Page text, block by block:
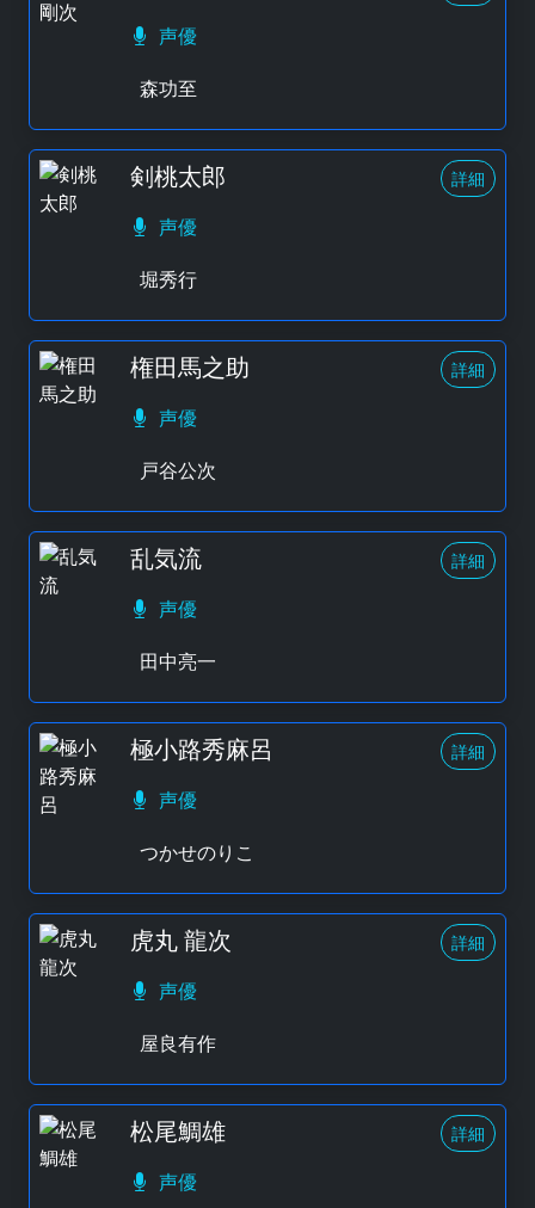
声優
森功至
剣桃太郎 詳細
声優
堀秀行
権田馬之助 詳細
声優
戸谷公次
乱気流 詳細
声優
田中亮一
極小路秀麻呂 詳細
声優
つかせのりこ
虎丸 龍次 詳細
声優
屋良有作
松尾鯛雄 詳細
声優